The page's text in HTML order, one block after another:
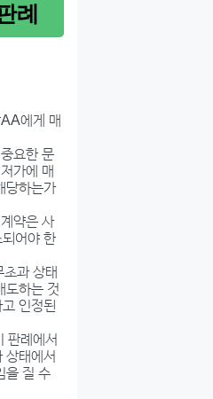
례
에게 매
요한 문
가에 매
당하는가
약은 사
어야 한
과 상태
도하는 것
인정된
판례에서
상태에서
을 질 수